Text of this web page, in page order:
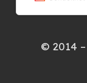
© 2014